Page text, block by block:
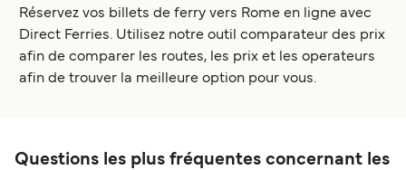
Réservez vos billets de ferry vers Rome en ligne avec
Direct Ferries. Utilisez notre outil comparateur des prix
afin de comparer les routes, les prix et les operateurs
afin de trouver la meilleure option pour vous.
Questions les plus fréquentes concernant les